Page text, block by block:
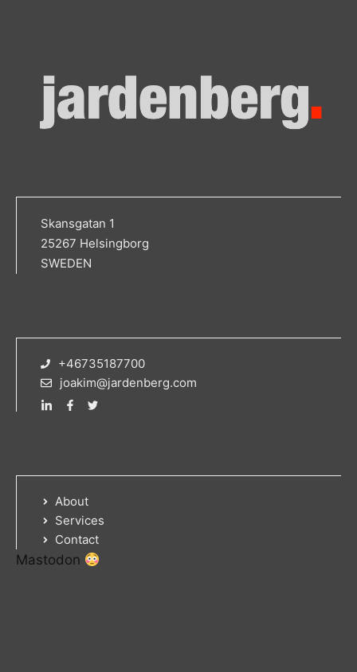
Skansgatan 1
25267 Helsingborg
SWEDEN
+46735187700
joakim@jardenberg.com
About
Services
Contact
Mastodon